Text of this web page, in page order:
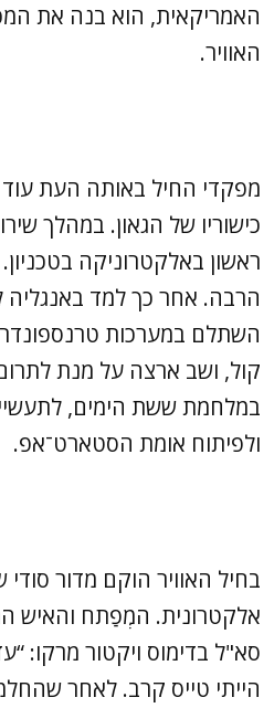
האמריקאית, הוא בנה את
האוויר.
מפקדי החיל באותה העת עוד
כישוריו של הגאון. במהלך
ראשון באלקטרוניקה
הרבה. אחר כך למד באנגליה
השתלם במערכות
קול, ושב ארצה על מנת
במלחמת ששת הימים,
ולפיתוח אומת הסטארט־אפ.
בחיל האוויר הוקם מדור
אלקטרונית. המְפַתח והאיש
הייתי טייס קרב. לאחר